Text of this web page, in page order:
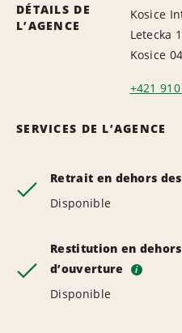
DÉTAILS DE
L’AGENCE
Kosice
Letecka
Kosice
+421
SERVICES DE L’AGENCE
Retrait en dehors
Disponible
Restitution en
d’ouverture
i
Disponible